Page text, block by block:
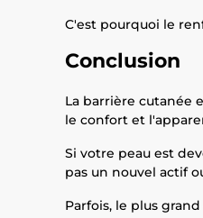
C'est pourquoi le
Conclusion
La barrière cutanée
le confort et
Si votre peau est
pas un nouvel actif
Parfois, le plus